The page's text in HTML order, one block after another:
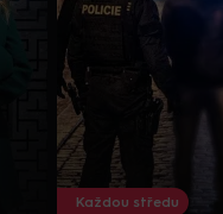
Každou středu